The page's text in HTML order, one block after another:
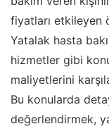
fiyatları etkileyen
Yatalak hasta
hizmetler gibi
maliyetlerini
Bu konularda
değerlendirmek,